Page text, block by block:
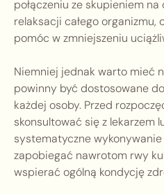
połączeniu ze skupieniem
relaksacji całego organizmu,
pomóc w zmniejszeniu
Niemniej jednak warto mieć
powinny być dostosowane
każdej osoby. Przed
skonsultować się z lekarzem
systematyczne
zapobiegać nawrotom rwy
wspierać ogólną kondycję